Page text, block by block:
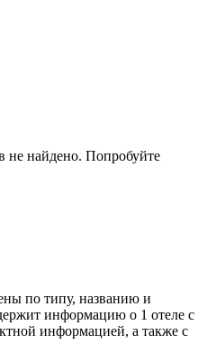
не найдено. Попробуйте
по типу, названию и
информацию о 1 отеле с
информацией, а также с